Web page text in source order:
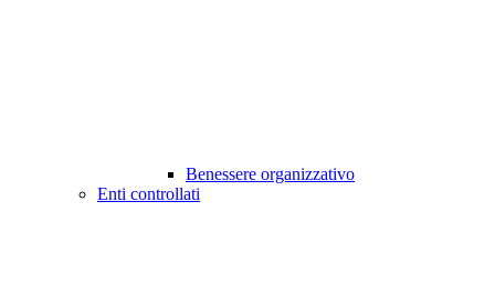
Benessere organizzativo
Enti controllati